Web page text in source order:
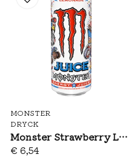
MONSTER
DRYCK
Monster Strawberry Lemonade 473ml
€ 6,54